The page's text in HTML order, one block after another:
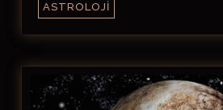
ASTROLOJI